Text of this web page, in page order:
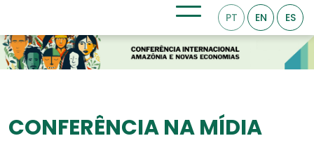
PT EN ES
CONFERÊNCIA NA MÍDIA